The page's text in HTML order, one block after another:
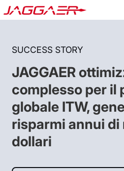
SUCCESS STORY
JAGGAER
complesso per il
globale ITW,
risparmi annui di
dollari